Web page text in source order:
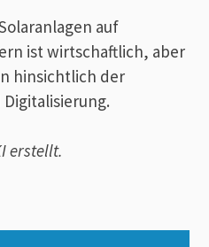
auf
ist wirtschaftlich, aber
hinsichtlich der
erstellt.